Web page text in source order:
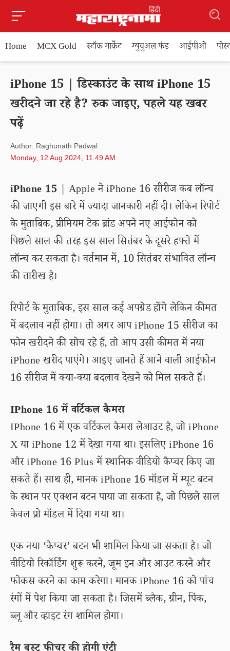
Home MCX Gold स्टॉक मार्केट म्युचुअल फंड आईपीओ
iPhone 15 | डिस्काउंट के साथ iPhone 15
खरीदने जा रहे है? रुक जाइए, पहले यह खबर
पढ़ें
Author: Raghunath Padwal
Monday, 12 Aug 2024, 11.49 AM
iPhone 15 | Apple ने iPhone 16 सीरीज कब लॉन्च
की जाएगी इस बारे में ज्यादा जानकारी नहीं दी। लेकिन रिपोर्ट
के मुताबिक, प्रीमियम टेक ब्रांड अपने नए आईफोन को
पिछले साल की तरह इस साल सितंबर के दूसरे हफ्ते में
लॉन्च कर सकता है। वर्तमान में, 10 सितंबर संभावित लॉन्च
की तारीख है।
रिपोर्ट के मुताबिक, इस साल कई अपग्रेड होंगे लेकिन कीमत
में बदलाव नहीं होगा। तो अगर आप iPhone 15 सीरीज का
फोन खरीदने की सोच रहे हैं, तो आप उसी कीमत में नया
iPhone खरीद पाएंगे। आइए जानते हैं आने वाली आईफोन
16 सीरीज में क्या-क्या बदलाव देखने को मिल सकते हैं।
IPhone 16 में वर्टिकल कैमरा
IPhone 16 में एक वर्टिकल कैमरा लेआउट है, जो iPhone
X या iPhone 12 में देखा गया था। इसलिए iPhone 16
और iPhone 16 Plus में स्थानिक वीडियो कैप्चर किए जा
सकते हैं। साथ ही, मानक iPhone 16 मॉडल में म्यूट बटन
के स्थान पर एक्शन बटन पाया जा सकता है, जो पिछले साल
केवल प्रो मॉडल में दिया गया था।
एक नया ‘कैप्चर’ बटन भी शामिल किया जा सकता है। जो
वीडियो रिकॉर्डिंग शुरू करने, जूम इन और आउट करने और
फोकस करने का काम करेगा। मानक iPhone 16 को पांच
रंगों में पेश किया जा सकता है। जिसमें ब्लैक, ग्रीन, पिंक,
ब्लू और व्हाइट रंग शामिल होगा।